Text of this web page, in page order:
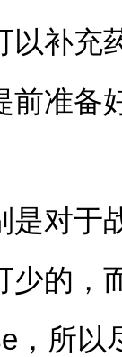
以补充
前准备
于战
少的，
，所以